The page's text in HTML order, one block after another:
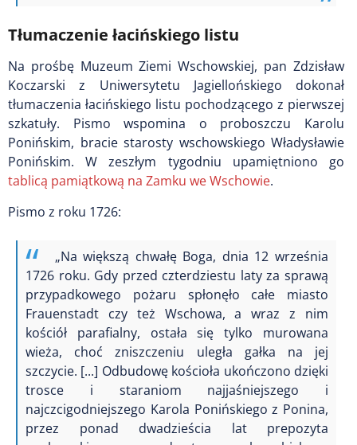
Tłumaczenie łacińskiego listu
Na prośbę Muzeum Ziemi Wschowskiej, pan Zdzisław
Koczarski z Uniwersytetu Jagiellońskiego dokonał
tłumaczenia łacińskiego listu pochodzącego z pierwszej
szkatuły. Pismo wspomina o proboszczu Karolu
Ponińskim, bracie starosty wschowskiego Władysławie
Ponińskim. W zeszłym tygodniu upamiętniono go
tablicą pamiątkową na Zamku we Wschowie.
Pismo z roku 1726:
„Na większą chwałę Boga, dnia 12 września
1726 roku. Gdy przed czterdziestu laty za sprawą
przypadkowego pożaru spłonęło całe miasto
Frauenstadt czy też Wschowa, a wraz z nim
kościół parafialny, ostała się tylko murowana
wieża, choć zniszczeniu uległa gałka na jej
szczycie. [...] Odbudowę kościoła ukończono dzięki
trosce i staraniom najjaśniejszego i
najczcigodniejszego Karola Ponińskiego z Ponina,
przez ponad dwadzieścia lat prepozyta